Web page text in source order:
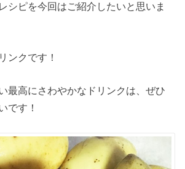
シピを今回はご紹介したいと思いま
ンクです！
最高にさわやかなドリンクは、ぜひ
です！